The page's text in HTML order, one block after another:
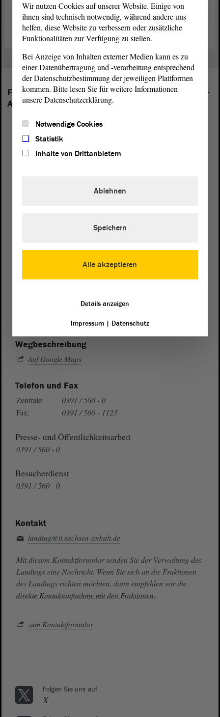
Zurück zur Landtagssitzung
Folgende Fraktionen sind im Landtag von Sachsen-
Anhalt vertreten:
Postanschrift
Wegbeschreibung
Auf Google Maps
Telefon und Fax
Zentrale:
0391 / 560 - 0
Fax:
0391 / 560 - 1123
Presse- und Öffentlichkeitsarbeit
0391 / 560 - 0
Besucherdienst
0391 / 560 - 0
Kontakt
landtag@lt.sachsen-anhalt.de
Mit diesem Kontaktformular senden Sie der Verwaltung des
Landtags eine Nachricht. Wenn Sie sich an die Fraktionen
des Landtags richten möchten, dann empfehlen wir die
direkte Kontaktaufnahme mit den Fraktionen.
zum Kontaktformular
Folgen Sie uns auf
X
Wir nutzen Cookies auf unserer Website. Einige von
ihnen sind technisch notwendig, während andere uns
helfen, diese Website zu verbessern oder zusätzliche
Funktionalitäten zur Verfügung zu stellen.
Bei Anzeige von Inhalten externer Medien kann es zu
einer Datenübertragung und -verarbeitung entsprechend
der Datenschutzbestimmung der jeweiligen Plattformen
kommen. Bitte lesen Sie für weitere Informationen
unsere Datenschutzerklärung.
Notwendige Cookies
Statistik
Inhalte von Drittanbietern
Alle akzeptieren
Ablehnen
Speichern
Details anzeigen
Impressum| Datenschutz